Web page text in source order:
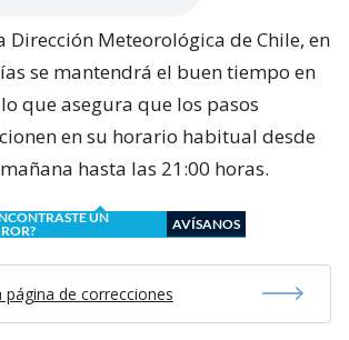
Dirección Meteorológica de Chile, en
se mantendrá el buen tiempo en
que asegura que los pasos
en su horario habitual desde
hasta las 21:00 horas.
UN
AVÍSANOS
página de correcciones